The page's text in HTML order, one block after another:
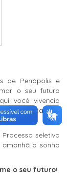
de Penápolis e
o seu futuro
você vivencia
as portas do
Processo seletivo
o sonho
o seu futuro!